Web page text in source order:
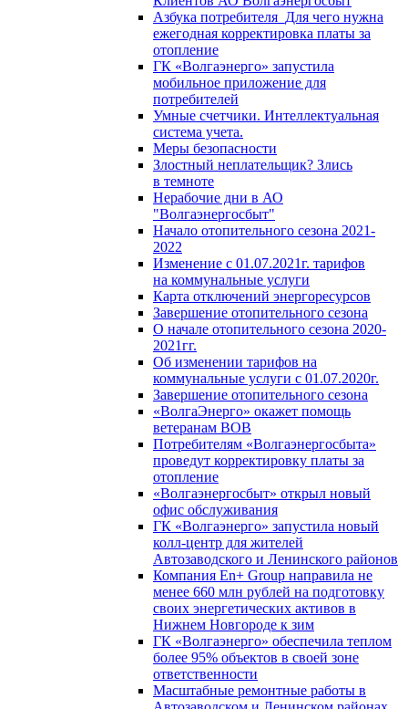
Азбука потребителя_Для чего нужна
ежегодная корректировка платы за
отопление
ГК «Волгаэнерго» запустила
мобильное приложение для
потребителей
Умные счетчики. Интеллектуальная
система учета.
Меры безопасности
Злостный неплательщик? Злись
в темноте
Нерабочие дни в АО
"Волгаэнергосбыт"
Начало отопительного сезона 2021-
2022
Изменение с 01.07.2021г. тарифов
на коммунальные услуги
Карта отключений энергоресурсов
Завершение отопительного сезона
О начале отопительного сезона 2020-
2021гг.
Об изменении тарифов на
коммунальные услуги с 01.07.2020г.
Завершение отопительного сезона
«ВолгаЭнерго» окажет помощь
ветеранам ВОВ
Потребителям «Волгаэнергосбыта»
проведут корректировку платы за
отопление
«Волгаэнергосбыт» открыл новый
офис обслуживания
ГК «Волгаэнерго» запустила новый
колл-центр для жителей
Автозаводского и Ленинского районов
Компания En+ Group направила не
менее 660 млн рублей на подготовку
своих энергетических активов в
Нижнем Новгороде к зим
ГК «Волгаэнерго» обеспечила теплом
более 95% объектов в своей зоне
ответственности
Масштабные ремонтные работы в